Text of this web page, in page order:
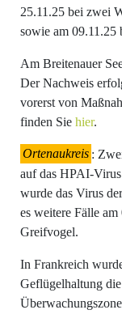
25.11.25 bei zwei
sowie am 09.11.25
Am Breitenauer
Der Nachweis
vorerst von
finden Sie hier.
Ortenaukreis :
auf das HPAI-
wurde das Virus
es weitere Fälle
Greifvogel.
In Frankreich
Geflügelhaltung